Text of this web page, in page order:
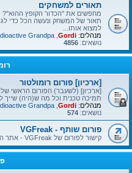
תאורים למשחקים
מחפשים את "הכדור הקופץ
תאור של המשחק ונעשה הכל כדי
למצוא אותו...
מנהלים: Gordi
Grandpa
נושאים: 4856
[ארכיון] פורום רומולטור
[ארכיון] (לשעבר) הפורום הראשי
תמיכה טכנית וכל מה ש(היה) שייך
מנהלים: Gordi
Grandpa
נושאים: 574
פורום שותף - VGFreak
קישור לפורום של VGFreak - אתר העוסק בקונסולות, רומים ואמולטורים.